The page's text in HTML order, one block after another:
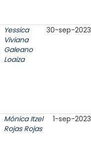
Yessica
Viviana
Galeano
Loaiza
30-sep-2023
Mónica Itzel
Rojas Rojas
1-sep-2023